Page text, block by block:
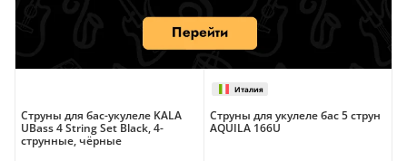
Струны для бас-укулеле KALA
UBass 4 String Set Black, 4-
струнные, чёрные
Струны для укулеле бас 5 струн
AQUILA 166U